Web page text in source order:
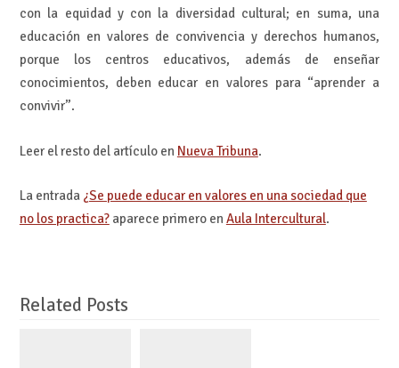
con la equidad y con la diversidad cultural; en suma, una
educación en valores de convivencia y derechos humanos,
porque los centros educativos, además de enseñar
conocimientos, deben educar en valores para “aprender a
convivir”.
Leer el resto del artículo en Nueva Tribuna.
La entrada ¿Se puede educar en valores en una sociedad que
no los practica?aparece primero en Aula Intercultural.
Related Posts